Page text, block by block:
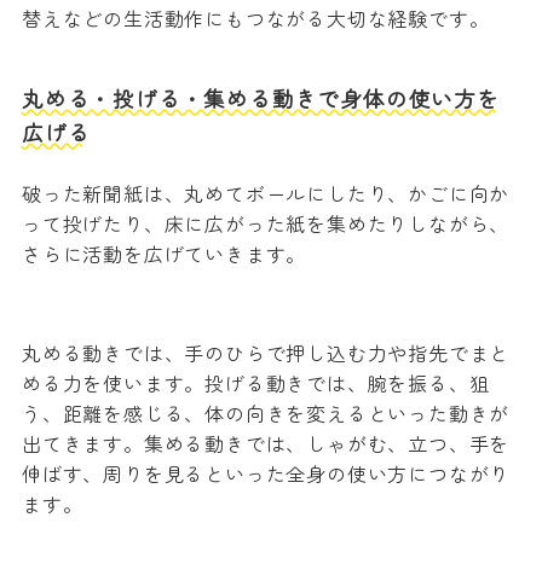
替えなどの生活動作にもつながる大切な経験です。
丸める・投げる・集める動きで身体の使い方を
広げる
破った新聞紙は、丸めてボールにしたり、かごに向か
って投げたり、床に広がった紙を集めたりしながら、
さらに活動を広げていきます。
丸める動きでは、手のひらで押し込む力や指先でまと
める力を使います。投げる動きでは、腕を振る、狙
う、距離を感じる、体の向きを変えるといった動きが
出てきます。集める動きでは、しゃがむ、立つ、手を
伸ばす、周りを見るといった全身の使い方につながり
ます。